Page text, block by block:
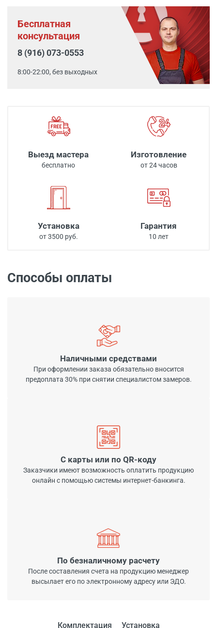
Бесплатная
консультация
8 (916) 073-0553
8:00-22:00, без выходных
Выезд мастера
бесплатно
Изготовление
от 24 часов
Установка
от 3500 руб.
Гарантия
10 лет
Способы оплаты
Наличными средствами
При оформлении заказа обязательно вносится
предоплата 30% при снятии специалистом замеров.
С карты или по QR-коду
Заказчики имеют возможность оплатить продукцию
онлайн с помощью системы интернет-банкинга.
По безналичному расчету
После составления счета на продукцию менеджер
высылает его по электронному адресу или ЭДО.
Комплектация Установка